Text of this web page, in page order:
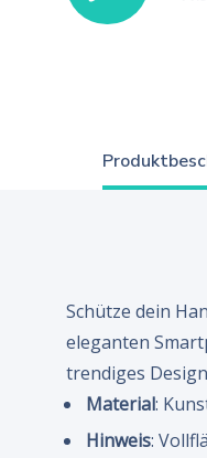
Schütze dein
eleganten
trendiges
Material:
Hinweis: